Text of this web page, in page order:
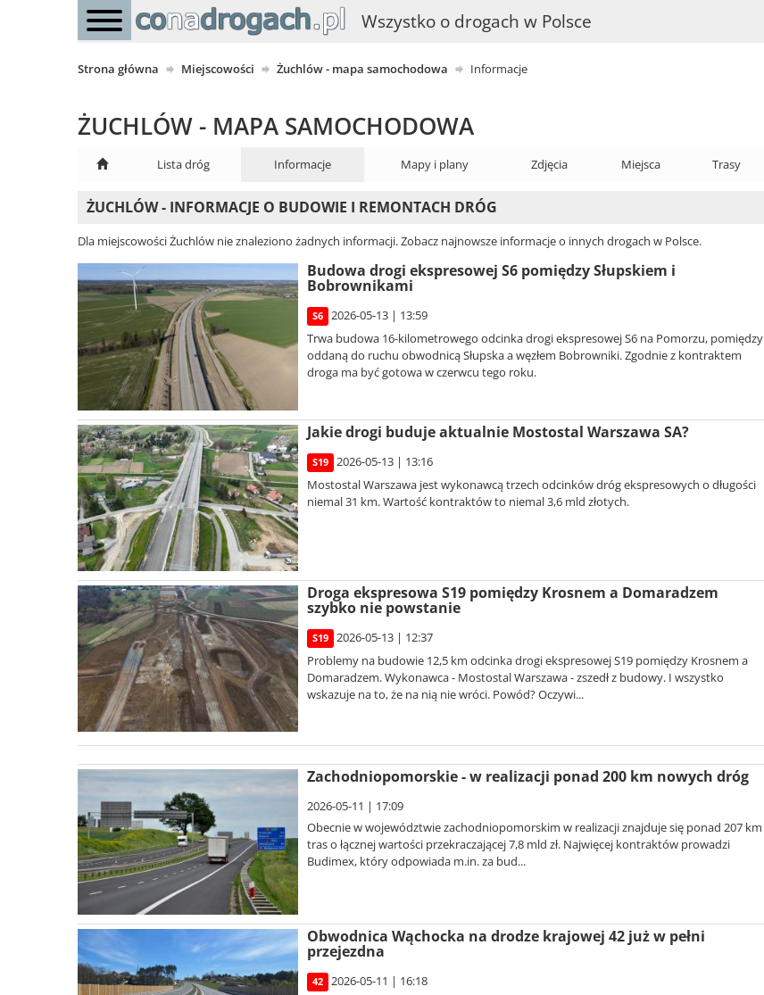
Wszystko o drogach w Polsce
Strona główna Miejscowości Żuchlów - mapa samochodowa Informacje
ŻUCHLÓW - MAPA SAMOCHODOWA
Lista dróg Informacje Mapy i plany Zdjęcia Miejsca Trasy
ŻUCHLÓW - INFORMACJE O BUDOWIE I REMONTACH DRÓG
Dla miejscowości Żuchlów nie znaleziono żadnych informacji. Zobacz najnowsze informacje o innych drogach w Polsce.
Budowa drogi ekspresowej S6 pomiędzy Słupskiem i
Bobrownikami
S6
2026-05-13 | 13:59
Trwa budowa 16-kilometrowego odcinka drogi ekspresowej S6 na Pomorzu, pomiędzy
oddaną do ruchu obwodnicą Słupska a węzłem Bobrowniki. Zgodnie z kontraktem
droga ma być gotowa w czerwcu tego roku.
Jakie drogi buduje aktualnie Mostostal Warszawa SA?
S19
2026-05-13 | 13:16
Mostostal Warszawa jest wykonawcą trzech odcinków dróg ekspresowych o długości
niemal 31 km. Wartość kontraktów to niemal 3,6 mld złotych.
Droga ekspresowa S19 pomiędzy Krosnem a Domaradzem
szybko nie powstanie
S19
2026-05-13 | 12:37
Problemy na budowie 12,5 km odcinka drogi ekspresowej S19 pomiędzy Krosnem a
Domaradzem. Wykonawca - Mostostal Warszawa - zszedł z budowy. I wszystko
wskazuje na to, że na nią nie wróci. Powód? Oczywi...
Zachodniopomorskie - w realizacji ponad 200 km nowych dróg
2026-05-11 | 17:09
Obecnie w województwie zachodniopomorskim w realizacji znajduje się ponad 207 km
tras o łącznej wartości przekraczającej 7,8 mld zł. Najwięcej kontraktów prowadzi
Budimex, który odpowiada m.in. za bud...
Obwodnica Wąchocka na drodze krajowej 42 już w pełni
przejezdna
42
2026-05-11 | 16:18